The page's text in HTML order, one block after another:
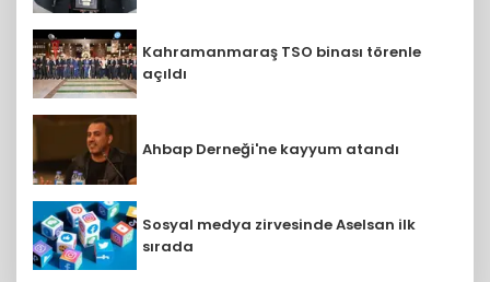
Kahramanmaraş TSO binası törenle
açıldı
Ahbap Derneği'ne kayyum atandı
Sosyal medya zirvesinde Aselsan ilk
sırada